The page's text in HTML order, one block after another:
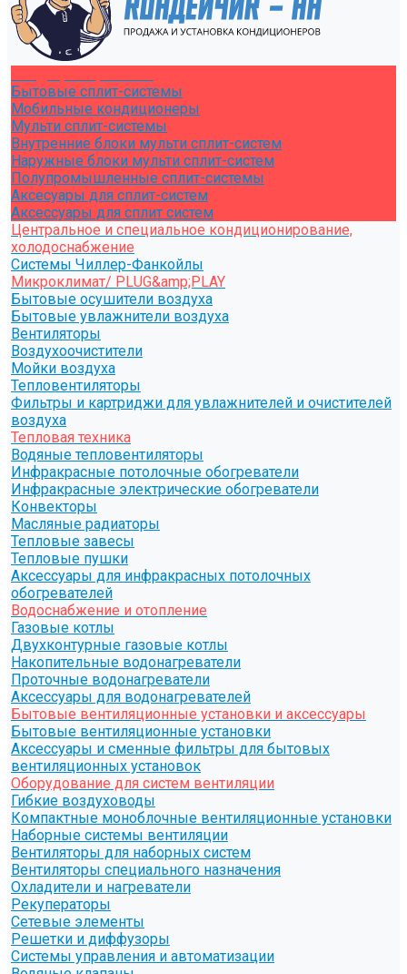
Бытовые сплит-системы
Мобильные кондиционеры
Мульти сплит-системы
Внутренние блоки мульти сплит-систем
Наружные блоки мульти сплит-систем
Полупромышленные сплит-системы
Аксесуары для сплит-систем
Аксессуары для сплит систем
Центральное и специальное кондиционирование,
холодоснабжение
Системы Чиллер-Фанкойлы
Микроклимат/ PLUG&amp;PLAY
Бытовые осушители воздуха
Бытовые увлажнители воздуха
Вентиляторы
Воздухоочистители
Мойки воздуха
Тепловентиляторы
Фильтры и картриджи для увлажнителей и очистителей
воздуха
Тепловая техника
Водяные тепловентиляторы
Инфракрасные потолочные обогреватели
Инфракрасные электрические обогреватели
Конвекторы
Масляные радиаторы
Тепловые завесы
Тепловые пушки
Аксессуары для инфракрасных потолочных
обогревателей
Водоснабжение и отопление
Газовые котлы
Двухконтурные газовые котлы
Накопительные водонагреватели
Проточные водонагреватели
Аксессуары для водонагревателей
Бытовые вентиляционные установки и аксессуары
Бытовые вентиляционные установки
Аксессуары и сменные фильтры для бытовых
вентиляционных установок
Оборудование для систем вентиляции
Гибкие воздуховоды
Компактные моноблочные вентиляционные установки
Наборные системы вентиляции
Вентиляторы для наборных систем
Вентиляторы специального назначения
Охладители и нагреватели
Рекуператоры
Сетевые элементы
Решетки и диффузоры
Системы управления и автоматизации